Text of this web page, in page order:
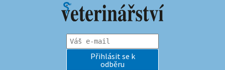
Přihlásit se k
odběru